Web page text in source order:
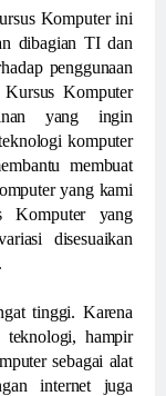
Komputer ini
dibagian TI dan
penggunaan
Kursus Komputer
yang ingin
komputer
membuat
yang kami
Komputer yang
disesuaikan
tinggi. Karena
teknologi, hampir
sebagai alat
internet juga